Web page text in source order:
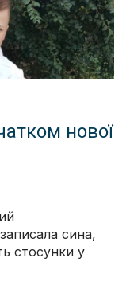
нової
сина,
стосунки у